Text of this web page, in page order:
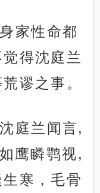
家性命都
得沈庭兰
谬之事。
庭兰闻言,
鹰瞵鹗视,
寒，毛骨